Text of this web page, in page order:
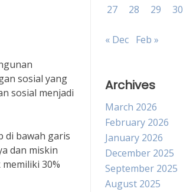
sosial yang
sosial menjadi
di bawah garis
dan miskin
30%
27
28 29 30
« Dec Feb »
Archives
March 2026
February 2026
January 2026
December 2025
September 2025
August 2025